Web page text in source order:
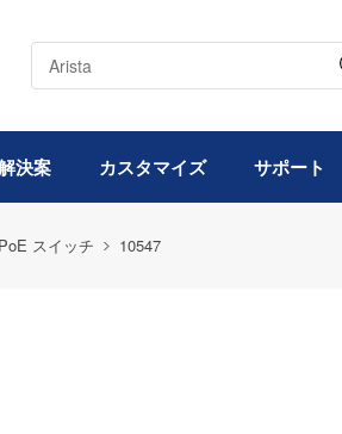
決案 カスタマイズ サポート
PoE スイッチ 10547